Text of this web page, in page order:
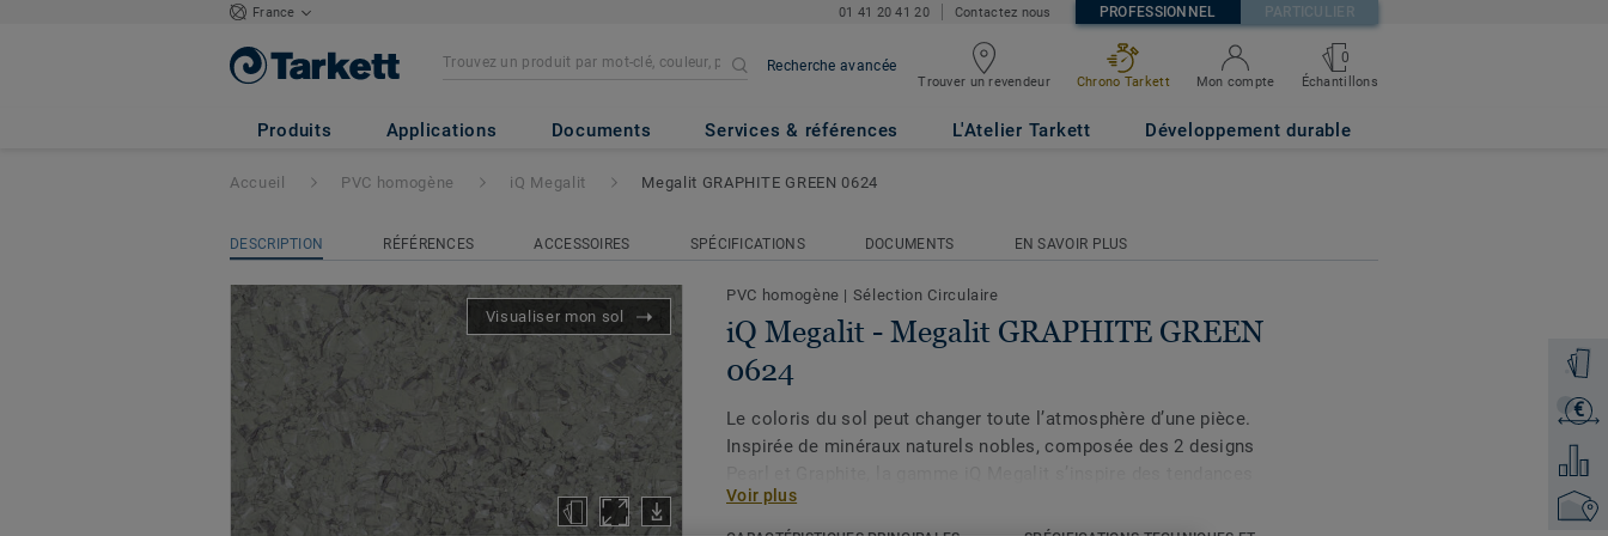
France 01 41 20 41 20 Contactez nous PROFESSIONNEL PARTICULIER
Recherche avancée
Trouver un revendeur Chrono Tarkett Mon compte
0
Échantillons
Produits Applications Documents Services & références L'Atelier Tarkett Développement durable
iQ Megalit - Megalit GRAPHITE GREEN 0624
€
Accueil PVC homogène iQ Megalit Megalit GRAPHITE GREEN 0624
DESCRIPTION RÉFÉRENCES ACCESSOIRES SPÉCIFICATIONS DOCUMENTS EN SAVOIR PLUS
Visualiser mon sol
PVC homogène | Sélection Circulaire
iQ Megalit - Megalit GRAPHITE GREEN
0624
Le coloris du sol peut changer toute l’atmosphère d’une pièce.
Inspirée de minéraux naturels nobles, composée des 2 designs
actuelles aux dessins graphiques et aux couleurs modernes pour
un rendu premium. Ses larges paillettes reflètent la lumière telles
Voir plus